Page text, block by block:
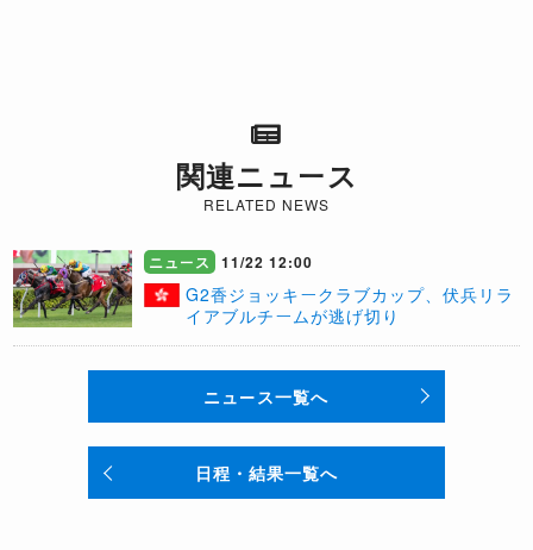
関連ニュース
RELATED NEWS
ニュース 11/22 12:00
G2香ジョッキークラブカップ、伏兵リラ
イアブルチームが逃げ切り
ニュース一覧へ
日程・結果一覧へ